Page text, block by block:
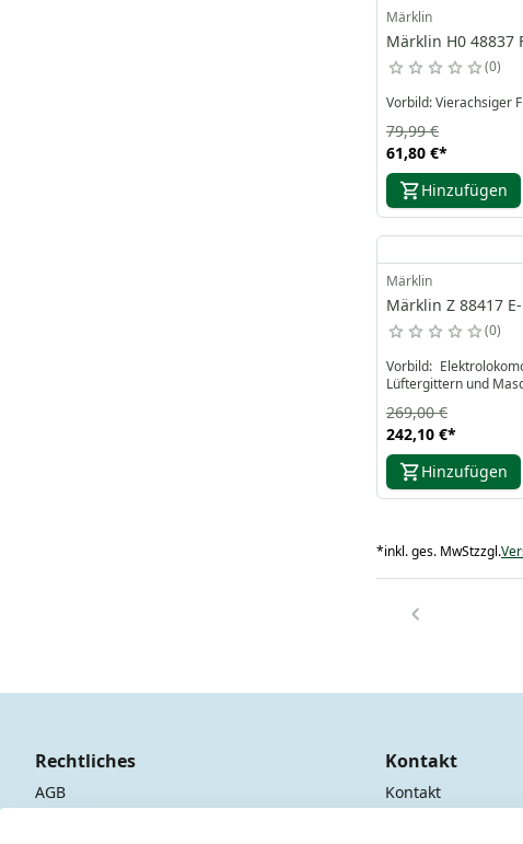
Märklin
Märklin H0 48837
0
Vorbild: Vierachsiger
61,80 €*
79,99 €
Hinzufügen
Märklin
Märklin Z 88417
0
Vorbild:
Lüftergittern und
242,10 €*
269,00 €
Hinzufügen
*inkl. ges. MwStzzgl.
Rechtliches
AGB
Kontakt
Kontakt